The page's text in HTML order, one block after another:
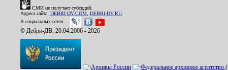
СМИ не получает субсидий.
Адреса сайта: DEBRI-DV.COM DEBRI-DV.RU
В социальных сетях:
© Дебри-ДВ, 20.04.2006 - 2026